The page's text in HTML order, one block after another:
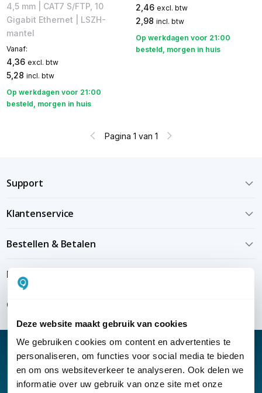
Deze website maakt gebruik van cookies
We gebruiken cookies om content en advertenties te
personaliseren, om functies voor social media te bieden
en om ons websiteverkeer te analyseren. Ook delen we
informatie over uw gebruik van onze site met onze
4,5 mm | CAT7 S/FTP, 10
Gigabit Ethernet | LSZH-
mantel
Vanaf:
4,36 excl. btw
5,28 incl. btw
Op werkdagen voor 21:00
besteld, morgen in huis
2,46 excl. btw
2,98 incl. btw
Op werkdagen voor 21:00
besteld, morgen in huis
Pagina 1 van 1
Support
Klantenservice
Bestellen & Betalen
Bezorgen & installeren
Over KommaGo
Nieuwsbrief